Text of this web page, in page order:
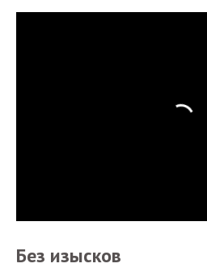
Без изысков